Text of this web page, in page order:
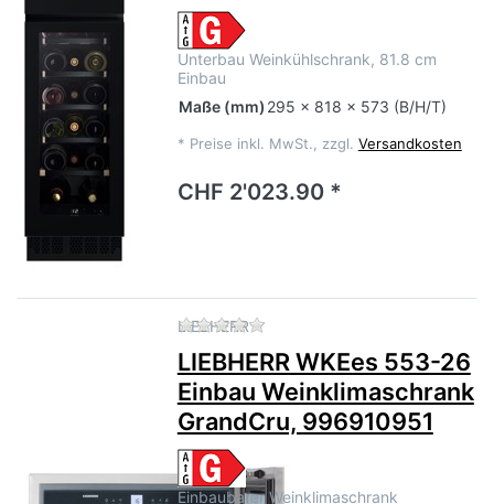
Unterbau Weinkühlschrank, 81.8 cm
Einbau
Maße (mm) 295 x 818 x 573 (B/H/T)
* Preise inkl. MwSt., zzgl. Versandkosten
CHF 2'023.90 *
LIEBHERR Zu diesem Produkt liegen
LIEBHERR WKEes 553-26
Einbau Weinklimaschrank
GrandCru, 996910951
Einbaubarer Weinklimaschrank